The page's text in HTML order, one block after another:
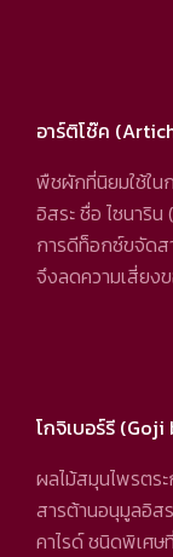
อาร์ติโช๊ค
พืชผักที่นิยมใช้ใน
อิสระ ชื่อ ไซนาริ
การดีท็อกซ์ขจัดส
จึงลดความเสี่ยง
โกจิเบอร์รี
ผลไม้สมุนไพรตร
สารต้านอนุมูลอิส
คาไรด์ ชนิดพิเศษ